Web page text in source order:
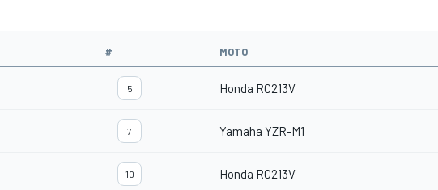
# MOTO
5 Honda RC213V
7 Yamaha YZR-M1
10 Honda RC213V